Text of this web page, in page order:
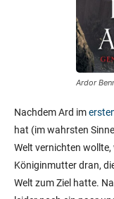
Ardor
Nachdem Ard im
hat (im wahrsten
Welt vernichten wollte,
Königinmutter dran,
Welt zum Ziel hatte.